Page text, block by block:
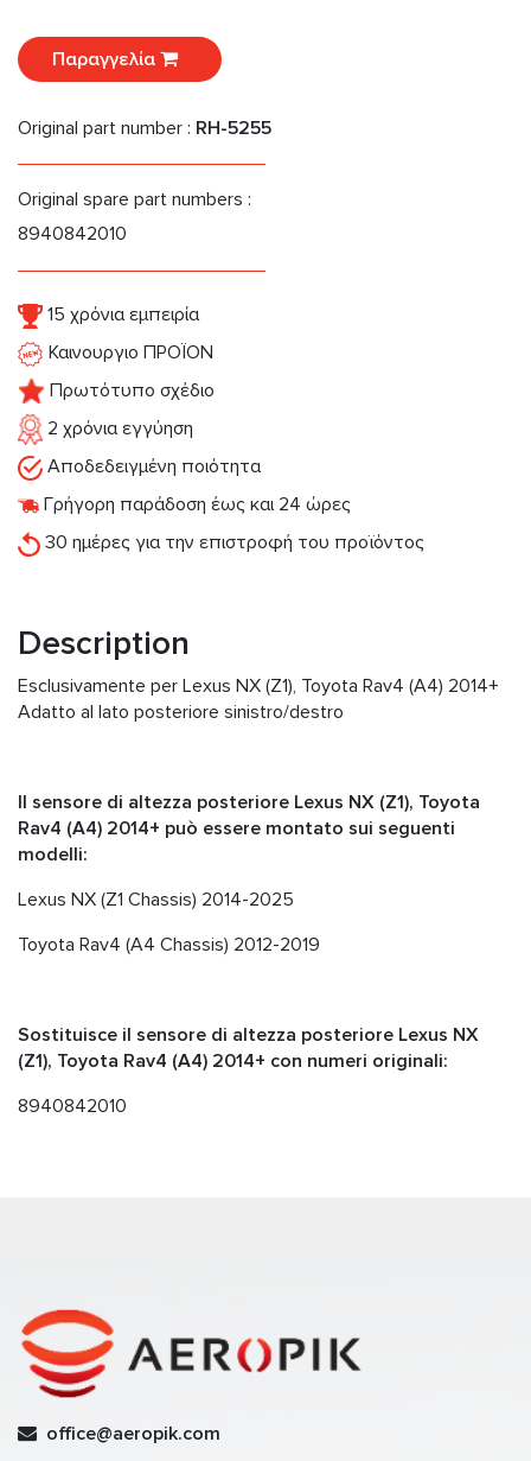
Παραγγελία
Original part number : RH-5255
Original spare part numbers :
8940842010
15 χρόνια εμπειρία
Καινουργιο ΠΡΟΪΟΝ
Πρωτότυπο σχέδιο
2 χρόνια εγγύηση
Αποδεδειγμένη ποιότητα
Γρήγορη παράδοση έως και 24 ώρες
30 ημέρες για την επιστροφή του προϊόντος
Description
Esclusivamente per Lexus NX (Z1), Toyota Rav4 (A4) 2014+
Adatto al lato posteriore sinistro/destro
Il sensore di altezza posteriore Lexus NX (Z1), Toyota
Rav4 (A4) 2014+ può essere montato sui seguenti
modelli:
Lexus NX (Z1 Chassis) 2014-2025
Toyota Rav4 (A4 Chassis) 2012-2019
Sostituisce il sensore di altezza posteriore Lexus NX
(Z1), Toyota Rav4 (A4) 2014+ con numeri originali:
8940842010
office@aeropik.com